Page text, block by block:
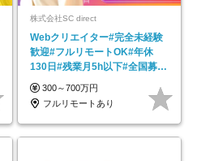
株式会社SC direct
Webクリエイター#完全未経験
歓迎#フルリモートOK#年休
130日#残業月5h以下#全国募集
#最大1年の研修
300～700万円
フルリモートあり